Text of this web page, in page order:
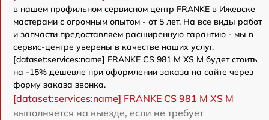
в нашем профильном сервисном центр FRANKE в Ижевске
мастерами с огромным опытом - от 5 лет. На все виды работ
и запчасти предоставляем расширенную гарантию - мы в
сервис-центре уверены в качестве наших услуг.
[dataset:services:name] FRANKE CS 981 M XS M будет стоить
на -15% дешевле при оформлении заказа на сайте через
форму заказа звонка.
[dataset:services:name] FRANKE CS 981 M XS M
выполняется на выезде, если не требует